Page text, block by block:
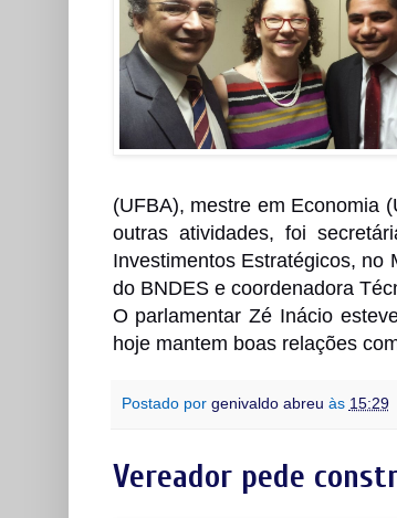
(UFBA), mestre em Economia
outras atividades, foi
Investimentos Estratégicos, no
do BNDES e coordenadora
O parlamentar Zé Inácio
hoje mantem boas relações
Postado por genivaldo abreu às 15:29
Vereador pede